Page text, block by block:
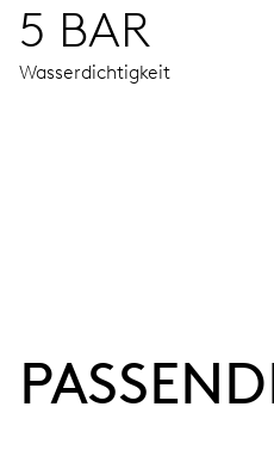
5 BAR
Wasserdichtigkeit
Gangreserve